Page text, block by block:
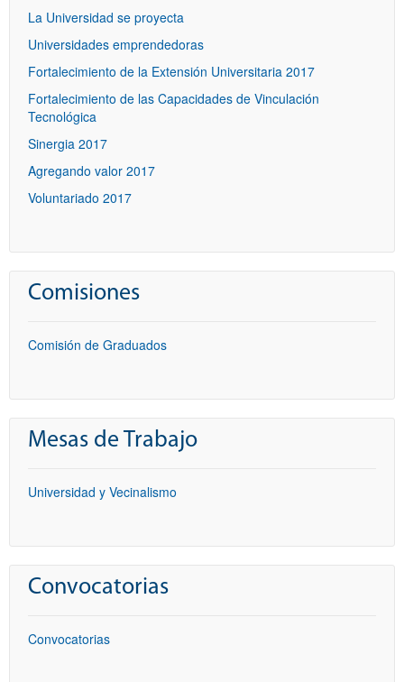
La Universidad se proyecta
Universidades emprendedoras
Fortalecimiento de la Extensión Universitaria 2017
Fortalecimiento de las Capacidades de Vinculación
Tecnológica
Sinergia 2017
Agregando valor 2017
Voluntariado 2017
Comisiones
Comisión de Graduados
Mesas de Trabajo
Universidad y Vecinalismo
Convocatorias
Convocatorias